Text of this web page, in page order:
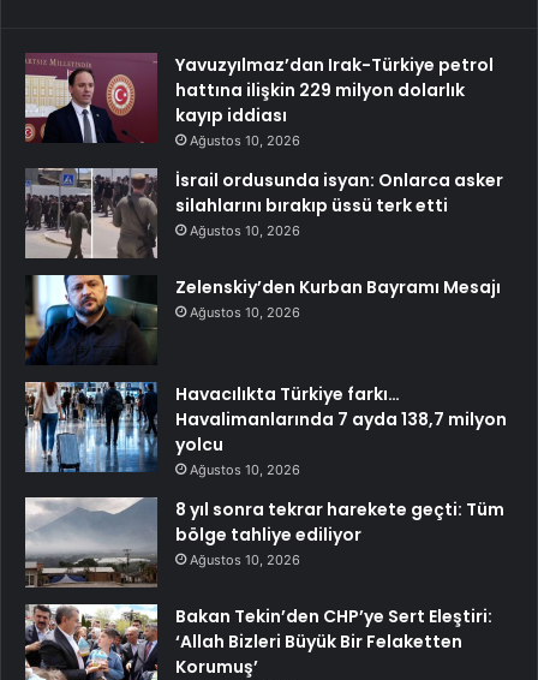
Yavuzyılmaz’dan Irak-Türkiye petrol
hattına ilişkin 229 milyon dolarlık
kayıp iddiası
Ağustos 10, 2026
İsrail ordusunda isyan: Onlarca asker
silahlarını bırakıp üssü terk etti
Ağustos 10, 2026
Zelenskiy’den Kurban Bayramı Mesajı
Ağustos 10, 2026
Havacılıkta Türkiye farkı…
Havalimanlarında 7 ayda 138,7 milyon
yolcu
Ağustos 10, 2026
8 yıl sonra tekrar harekete geçti: Tüm
bölge tahliye ediliyor
Ağustos 10, 2026
Bakan Tekin’den CHP’ye Sert Eleştiri:
‘Allah Bizleri Büyük Bir Felaketten
Korumuş’